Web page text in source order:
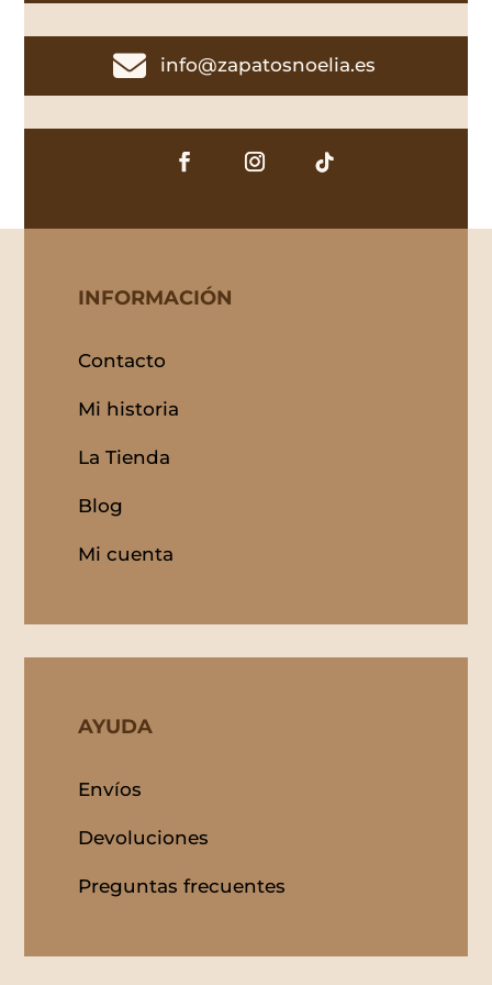
 info@zapatosnoelia.es
INFORMACIÓN
Contacto
Mi historia
La Tienda
Blog
Mi cuenta
AYUDA
Envíos
Devoluciones
Preguntas frecuentes